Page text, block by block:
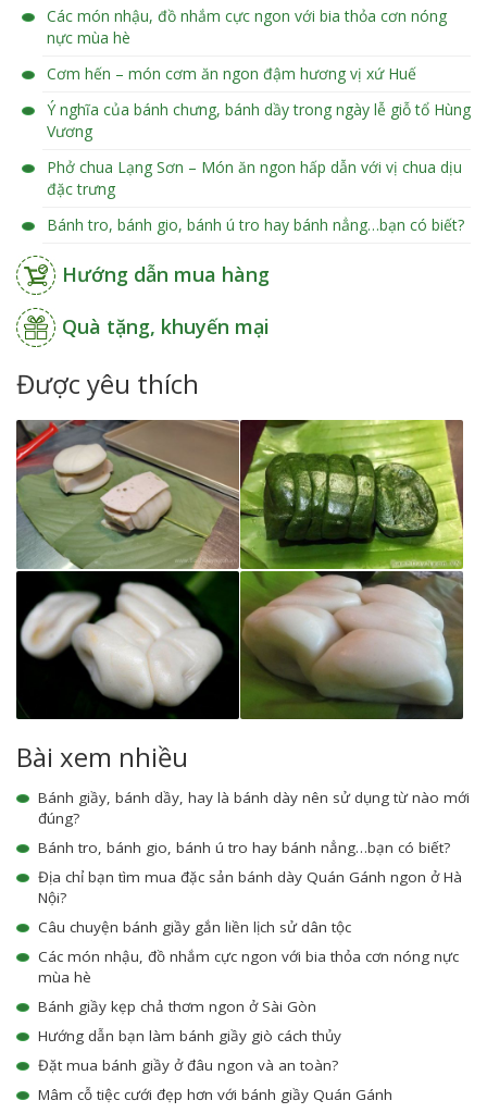
Các món nhậu, đồ nhắm cực ngon với bia thỏa cơn nóng
nực mùa hè
Cơm hến – món cơm ăn ngon đậm hương vị xứ Huế
Ý nghĩa của bánh chưng, bánh dầy trong ngày lễ giỗ tổ Hùng
Vương
Phở chua Lạng Sơn – Món ăn ngon hấp dẫn với vị chua dịu
đặc trưng
Bánh tro, bánh gio, bánh ú tro hay bánh nẳng…bạn có biết?
Hướng dẫn mua hàng
Quà tặng, khuyến mại
Được yêu thích
Bài xem nhiều
Bánh giầy, bánh dầy, hay là bánh dày nên sử dụng từ nào mới
đúng?
Bánh tro, bánh gio, bánh ú tro hay bánh nẳng…bạn có biết?
Địa chỉ bạn tìm mua đặc sản bánh dày Quán Gánh ngon ở Hà
Nội?
Câu chuyện bánh giầy gắn liền lịch sử dân tộc
Các món nhậu, đồ nhắm cực ngon với bia thỏa cơn nóng nực
mùa hè
Bánh giầy kẹp chả thơm ngon ở Sài Gòn
Hướng dẫn bạn làm bánh giầy giò cách thủy
Đặt mua bánh giầy ở đâu ngon và an toàn?
Mâm cỗ tiệc cưới đẹp hơn với bánh giầy Quán Gánh